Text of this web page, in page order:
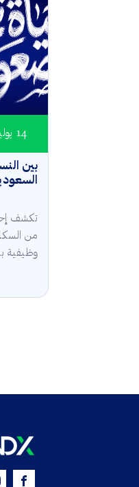
بين
14 يوليو 2026
وظيفية